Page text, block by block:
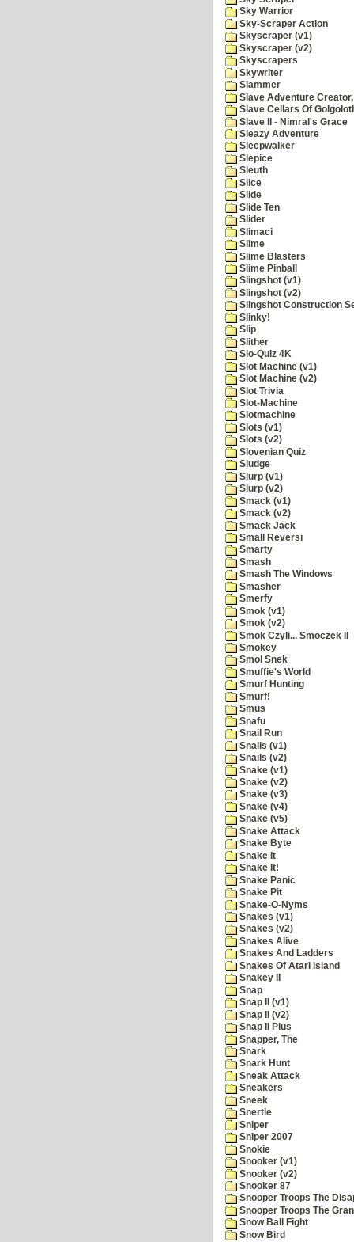
Sky Warrior
Sky-Scraper Action
Skyscraper (v1)
Skyscraper (v2)
Skyscrapers
Skywriter
Slammer
Slave Adventure Creator,
Slave Cellars Of
Slave II - Nimral's Grace
Sleazy Adventure
Sleepwalker
Slepice
Sleuth
Slice
Slide
Slide Ten
Slider
Slimaci
Slime
Slime Blasters
Slime Pinball
Slingshot (v1)
Slingshot (v2)
Slingshot Construction
Slinky!
Slip
Slither
Slo-Quiz 4K
Slot Machine (v1)
Slot Machine (v2)
Slot Trivia
Slot-Machine
Slotmachine
Slots (v1)
Slots (v2)
Slovenian Quiz
Sludge
Slurp (v1)
Slurp (v2)
Smack (v1)
Smack (v2)
Smack Jack
Small Reversi
Smarty
Smash
Smash The Windows
Smasher
Smerfy
Smok (v1)
Smok (v2)
Smok Czyli... Smoczek II
Smokey
Smol Snek
Smuffie's World
Smurf Hunting
Smurf!
Smus
Snafu
Snail Run
Snails (v1)
Snails (v2)
Snake (v1)
Snake (v2)
Snake (v3)
Snake (v4)
Snake (v5)
Snake Attack
Snake Byte
Snake It
Snake It!
Snake Panic
Snake Pit
Snake-O-Nyms
Snakes (v1)
Snakes (v2)
Snakes Alive
Snakes And Ladders
Snakes Of Atari Island
Snakey II
Snap
Snap II (v1)
Snap II (v2)
Snap II Plus
Snapper, The
Snark
Snark Hunt
Sneak Attack
Sneakers
Sneek
Snertle
Sniper
Sniper 2007
Snokie
Snooker (v1)
Snooker (v2)
Snooker 87
Snooper Troops The
Snooper Troops The
Snow Ball Fight
Snow Bird